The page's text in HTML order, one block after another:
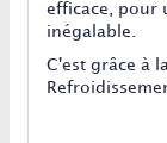
efficace, pour
inégalable.
C'est grâce à